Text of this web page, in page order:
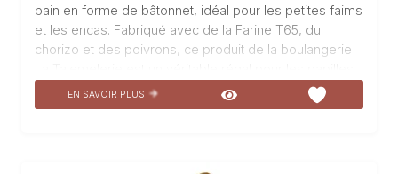
pain en forme de bâtonnet, idéal pour les petites faims
et les encas. Fabriqué avec de la Farine T65, du
chorizo et des poivrons, ce produit de la boulangerie
Sa forme allongée et sa texture croustillante en font un
en-cas parfait à emporter partout avec soi. Le mariage
EN SAVOIR PLUS